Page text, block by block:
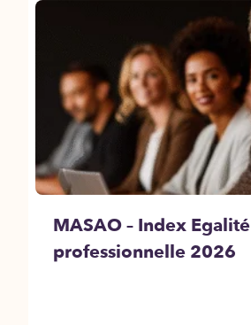
MASAO – Index Egalité
professionnelle 2026